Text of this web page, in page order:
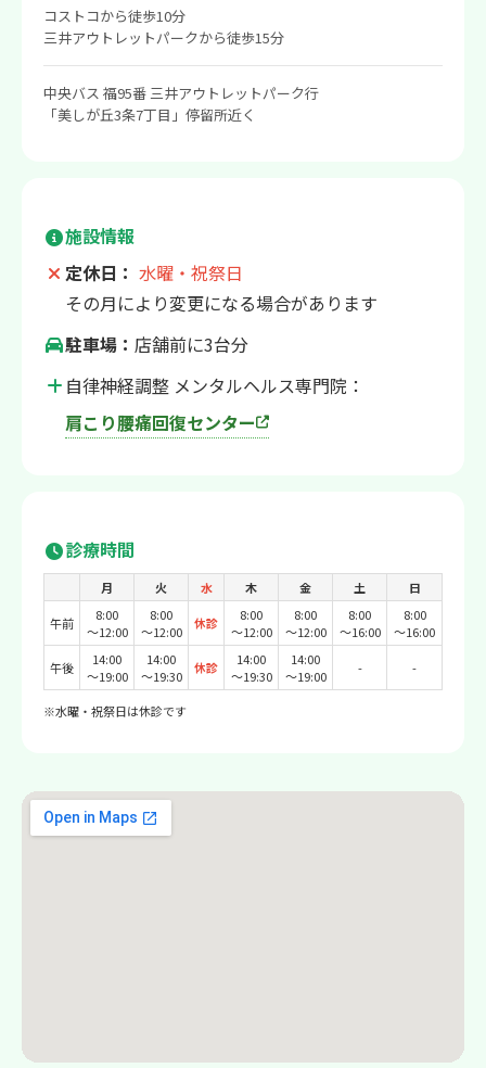
コストコから徒歩10分
三井アウトレットパークから徒歩15分
中央バス 福95番 三井アウトレットパーク行
「美しが丘3条7丁目」停留所近く
施設情報
定休日： 水曜・祝祭日
その月により変更になる場合があります
駐車場： 店舗前に3台分
自律神経調整 メンタルヘルス専門院：
肩こり腰痛回復センター
診療時間
月 火 水 木 金 土 日
午前
8:00
〜12:00
8:00
〜12:00
休診
8:00
〜12:00
8:00
〜12:00
8:00
〜16:00
8:00
〜16:00
午後
14:00
〜19:00
14:00
〜19:30
休診
14:00
〜19:30
14:00
〜19:00
- -
※水曜・祝祭日は休診です